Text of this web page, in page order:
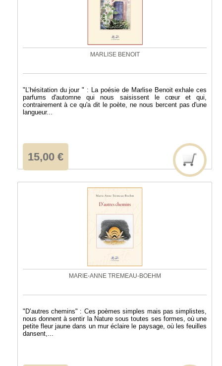
MARLISE BENOIT
"L’hésitation du jour " : La poésie de Marlise Benoit exhale ces
parfums d'automne qui nous saisissent le cœur et qui,
contrairement à ce qu'a dit le poète, ne nous bercent pas d'une
langueur...
15,00 €
MARIE-ANNE TREMEAU-BOEHM
"D’autres chemins" : Ces poèmes simples mais pas simplistes,
nous donnent à sentir la Nature sous toutes ses formes, où une
petite fleur jaune dans un mur éclaire le paysage, où les feuilles
dansent,...